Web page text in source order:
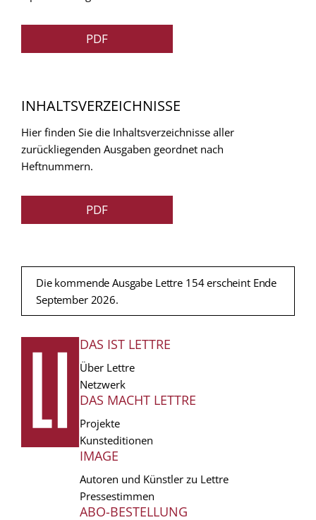
PDF
INHALTSVERZEICHNISSE
Hier finden Sie die Inhaltsverzeichnisse aller
zurückliegenden Ausgaben geordnet nach
Heftnummern.
PDF
Die kommende Ausgabe Lettre 154 erscheint Ende
September 2026.
FUSSZEILE
DAS IST LETTRE
Über Lettre
Netzwerk
DAS MACHT LETTRE
Projekte
Kunsteditionen
IMAGE
Autoren und Künstler zu Lettre
Pressestimmen
ABO-BESTELLUNG